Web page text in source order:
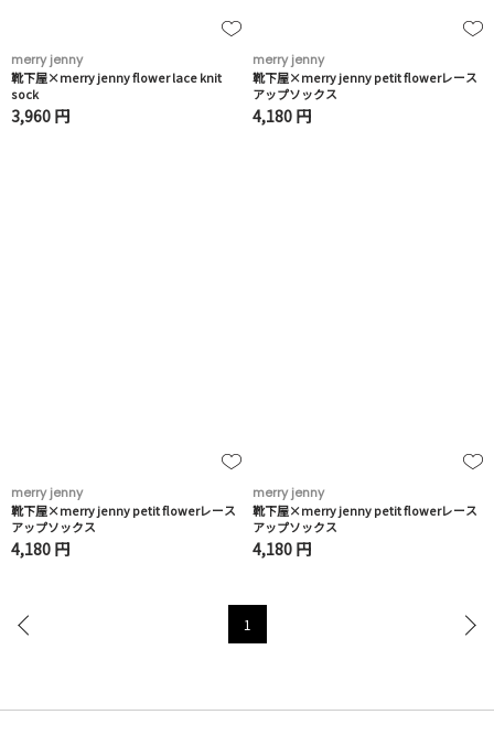
merry jenny
靴下屋×merry jenny flower lace knit
sock
3,960 円
merry jenny
靴下屋×merry jenny petit flowerレース
アップソックス
4,180 円
merry jenny
靴下屋×merry jenny petit flowerレース
アップソックス
4,180 円
merry jenny
靴下屋×merry jenny petit flowerレース
アップソックス
4,180 円
1